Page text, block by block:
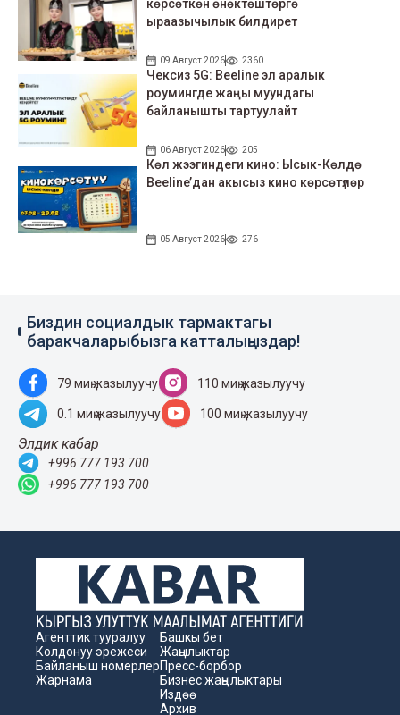
көрсөткөн өнөктөштөргө
ыраазычылык билдирет
09 Август 2026 2360
Чексиз 5G: Beeline эл аралык
роумингде жаңы муундагы
байланышты тартуулайт
06 Август 2026 205
Көл жээгиндеги кино: Ысык-Көлдө
Beeline’дан акысыз кино көрсөтүлөр
05 Август 2026 276
Биздин социалдык тармактагы
баракчаларыбызга катталыңыздар!
79 миң жазылуучу 110 миң жазылуучу
0.1 миң жазылуучу 100 миң жазылуучу
Элдик кабар
+996 777 193 700
+996 777 193 700
Агенттик тууралуу
Колдонуу эрежеси
Байланыш номерлер
Жарнама
Башкы бет
Жаңылыктар
Пресс-борбор
Бизнес жаңылыктары
Издөө
Архив